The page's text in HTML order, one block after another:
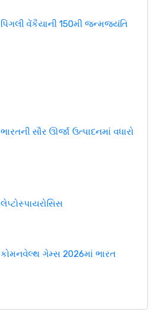
પિંગલી વેંકૈયાની 150મી જન્મજયંતિ
ભારતની સૌર ઊર્જા ઉત્પાદનમાં વધારો
લેપ્ટોસ્પાયરોસિસ
કોમનવેલ્થ ગેમ્સ 2026માં ભારત